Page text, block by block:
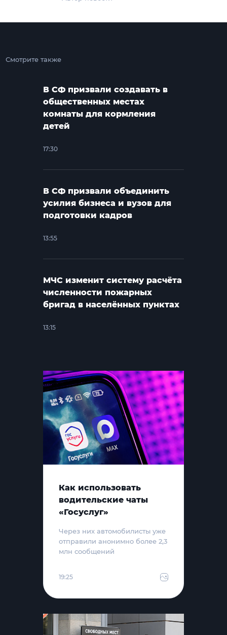
Смотрите также
В СФ призвали создавать в
общественных местах
комнаты для кормления
детей
17:30
В СФ призвали объединить
усилия бизнеса и вузов для
подготовки кадров
13:55
МЧС изменит систему расчёта
численности пожарных
бригад в населённых пунктах
13:15
Как использовать
водительские чаты
«Госуслуг»
Через них автомобилисты уже
отправили анонимно более 2,3
млн сообщений
19:25